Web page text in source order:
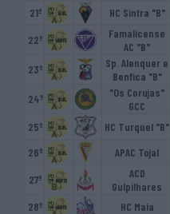
21º
HC Sintra "B"
22º
Famalicense
AC "B"
23º
Sp. Alenquer e
Benfica "B"
24º
"Os Corujas"
GCC
25º HC Turquel "B"
26º
APAC Tojal
27º
ACD
Gulpilhares
28º
HC Maia